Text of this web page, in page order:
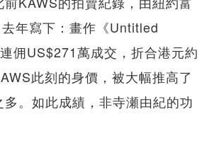
年寫下：畫作《Untitled
佣US$271萬成交，折合港元約
此刻的身價，被大幅推高了
。如此成績，非寺瀬由紀的功